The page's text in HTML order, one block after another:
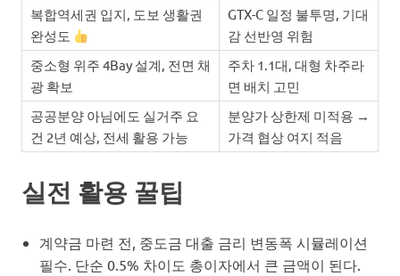
복합역세권 입지, 도보 생활권
완성도
GTX-C 일정 불투명, 기대
감 선반영 위험
중소형 위주 4Bay 설계, 전면 채
광 확보
주차 1.1대, 대형 차주라
면 배치 고민
공공분양 아님에도 실거주 요
건 2년 예상, 전세 활용 가능
분양가 상한제 미적용 →
가격 협상 여지 적음
실전 활용 꿀팁
계약금 마련 전, 중도금 대출 금리 변동폭 시뮬레이션
필수. 단순 0.5% 차이도 총이자에서 큰 금액이 된다.